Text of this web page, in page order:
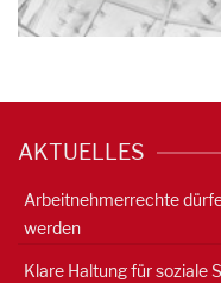
AKTUELLES
Arbeitnehmerrechte
werden
Klare Haltung für soziale